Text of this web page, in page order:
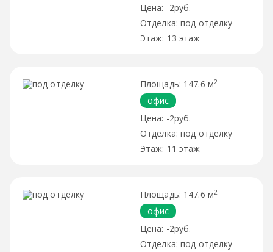
-2руб.
под отделку
13 этаж
147.6 м2
офис
-2руб.
под отделку
11 этаж
147.6 м2
офис
-2руб.
под отделку